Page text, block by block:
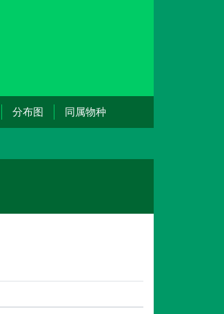
分布图 同属物种